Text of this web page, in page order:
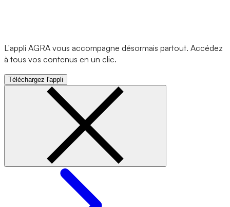
L'appli AGRA vous accompagne désormais partout. Accédez
à tous vos contenus en un clic.
Téléchargez l'appli